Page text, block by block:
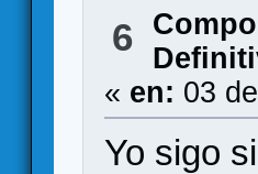
6
« en: 03
Yo sigo